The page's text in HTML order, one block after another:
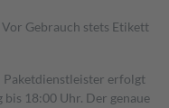
Gebrauch stets Etikett
Paketdienstleister erfolgt
18:00 Uhr. Der genaue